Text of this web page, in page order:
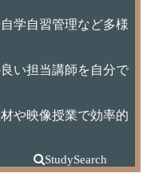
学自習管理など多様
い担当講師を自分で
や映像授業で効率的